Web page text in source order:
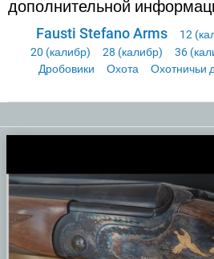
дополнительной
Fausti Stefano Arms 12
20 (калибр)
28 (калибр) 36
Дробовики
Охота Охотничьи